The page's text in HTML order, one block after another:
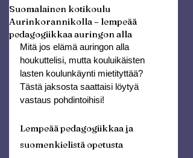
Suomalainen kotikoulu
Aurinkorannikolla – lempeää
pedagogiikkaa auringon alla
Mitä jos elämä auringon alla
houkuttelisi, mutta kouluikäisten
lasten koulunkäynti mietityttää?
Tästä jaksosta saattaisi löytyä
vastaus pohdintoihisi!
Lempeää pedagogiikkaa ja
suomenkielistä opetusta